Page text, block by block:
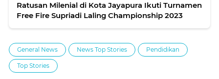
Ratusan Milenial di Kota Jayapura Ikuti Turnamen
Free Fire Supriadi Laling Championship 2023
General News News Top Stories Pendidikan
Top Stories